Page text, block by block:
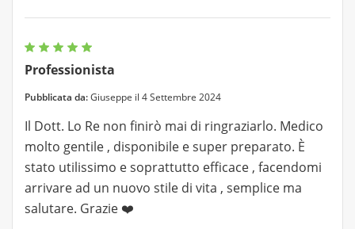
Professionista
Pubblicata da:Giuseppe il 4 Settembre 2024
Il Dott. Lo Re non finirò mai di ringraziarlo. Medico
molto gentile , disponibile e super preparato. È
stato utilissimo e soprattutto efficace , facendomi
arrivare ad un nuovo stile di vita , semplice ma
salutare. Grazie ❤️